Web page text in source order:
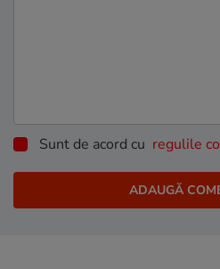
Sunt de acord cu regulile